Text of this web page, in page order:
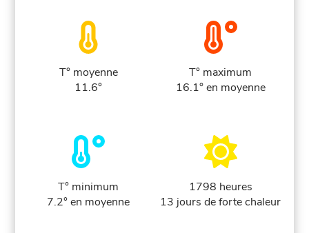
T° moyenne
11.6°
T° maximum
16.1° en moyenne
T° minimum
7.2° en moyenne
1798 heures
13 jours de forte chaleur